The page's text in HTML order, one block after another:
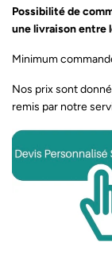
Possibilité de
une livraison entre
Minimum
Nos prix sont
remis par notre